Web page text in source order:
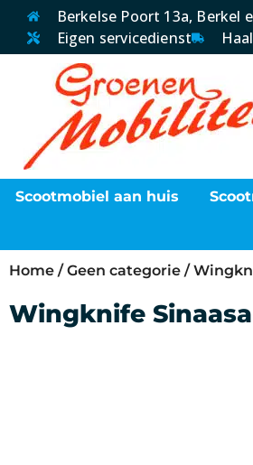
Berkelse Poort 13a, Berkel
Eigen servicedienst
Scootmobiel aan huis
Home /Geen categorie /
Wingknife